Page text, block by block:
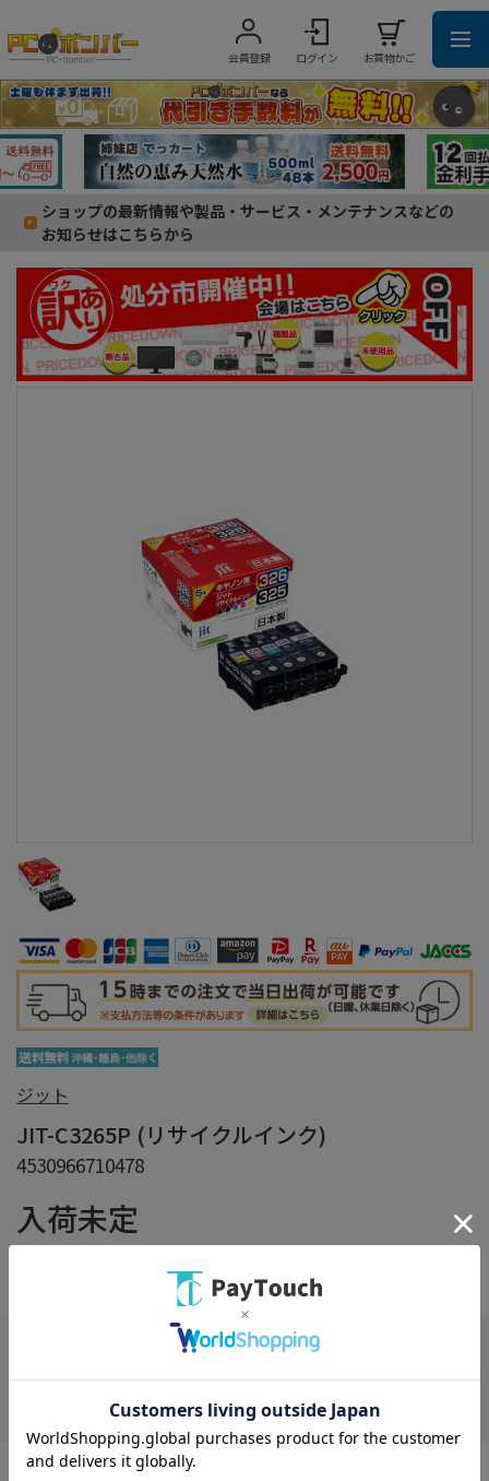
会員登録 ログイン お買物かご
ショップの最新情報や製品・サービス・メンテナンスなどの
お知らせはこちらから
ジット
JIT-C3265P (リサイクルインク)
4530966710478
入荷未定
在庫がありません
ジットリサイクルインク/5色パック